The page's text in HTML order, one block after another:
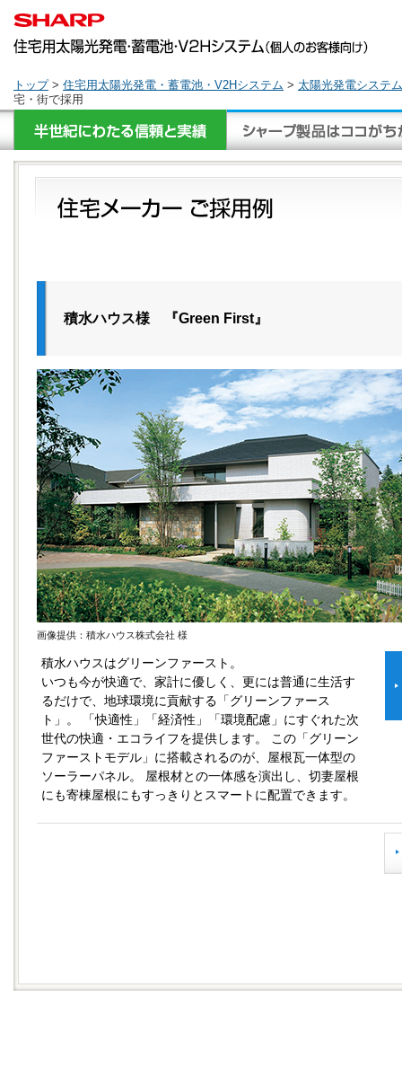
トップ> 住宅用太陽光発電・蓄電池・V2Hシステム > 太陽光発電システム
宅・街で採用
積水ハウス様 『Green First』
画像提供：積水ハウス株式会社 様
積水ハウスはグリーンファースト。
いつも今が快適で、家計に優しく、更には普通に生活す
るだけで、地球環境に貢献する「グリーンファース
ト」。 「快適性」「経済性」「環境配慮」にすぐれた次
世代の快適・エコライフを提供します。 この「グリーン
ファーストモデル」に搭載されるのが、屋根瓦一体型の
ソーラーパネル。 屋根材との一体感を演出し、切妻屋根
にも寄棟屋根にもすっきりとスマートに配置できます。